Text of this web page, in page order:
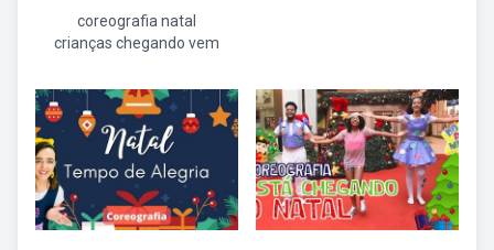
coreografia natal
crianças chegando vem